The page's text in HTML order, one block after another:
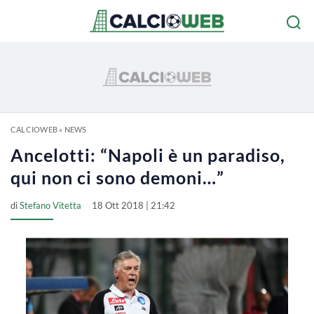
CALCIOWEB» NEWS
Ancelotti: “Napoli è un paradiso,
qui non ci sono demoni…”
diStefano Vitetta 18 Ott 2018 | 21:42